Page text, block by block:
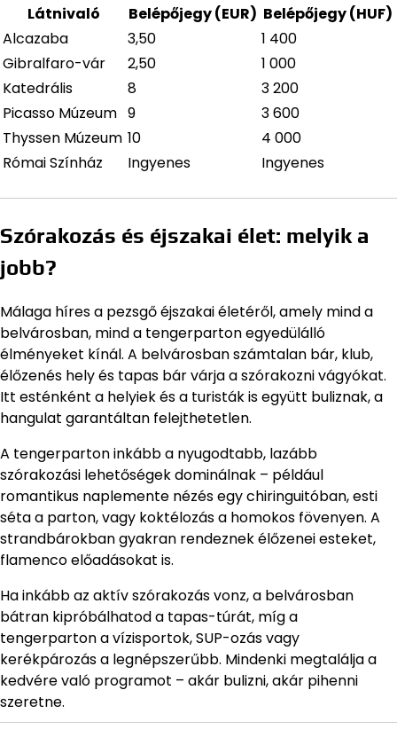
Látnivaló
Belépőjegy (EUR) Belépőjegy (HUF)
Alcazaba
3,50
1 400
Gibralfaro-vár
2,50
1 000
Katedrális
8
3 200
Picasso Múzeum 9
3 600
Thyssen Múzeum 10
4 000
Római Színház
Ingyenes Ingyenes
Szórakozás és éjszakai élet: melyik a
jobb?
Málaga híres a pezsgő éjszakai életéről, amely mind a
belvárosban, mind a tengerparton egyedülálló
élményeket kínál. A belvárosban számtalan bár, klub,
élőzenés hely és tapas bár várja a szórakozni vágyókat.
Itt esténként a helyiek és a turisták is együtt buliznak, a
hangulat garantáltan felejthetetlen.
A tengerparton inkább a nyugodtabb, lazább
szórakozási lehetőségek dominálnak – például
romantikus naplemente nézés egy chiringuitóban, esti
séta a parton, vagy koktélozás a homokos fövenyen. A
strandbárokban gyakran rendeznek élőzenei esteket,
flamenco előadásokat is.
Ha inkább az aktív szórakozás vonz, a belvárosban
bátran kipróbálhatod a tapas-túrát, míg a
tengerparton a vízisportok, SUP-ozás vagy
kerékpározás a legnépszerűbb. Mindenki megtalálja a
kedvére való programot – akár bulizni, akár pihenni
szeretne.